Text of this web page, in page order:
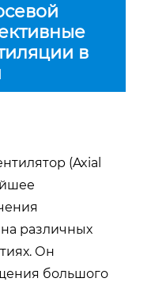
в
(Axial
различных
Он
большого